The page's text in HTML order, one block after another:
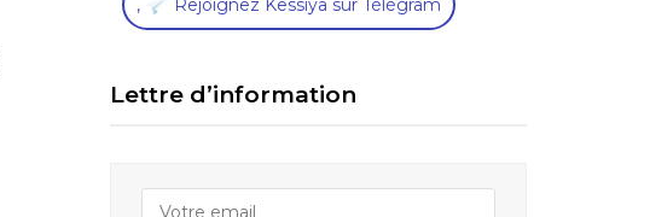
, Rejoignez Kessiya sur Télégram
Lettre d’information